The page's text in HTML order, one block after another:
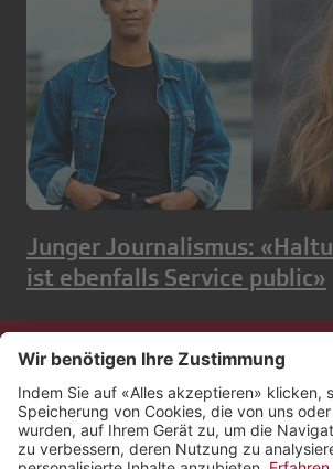
Junger Journalismus:
ist ebenfalls Service public»
Kontakt
Impressum
Rechtliches